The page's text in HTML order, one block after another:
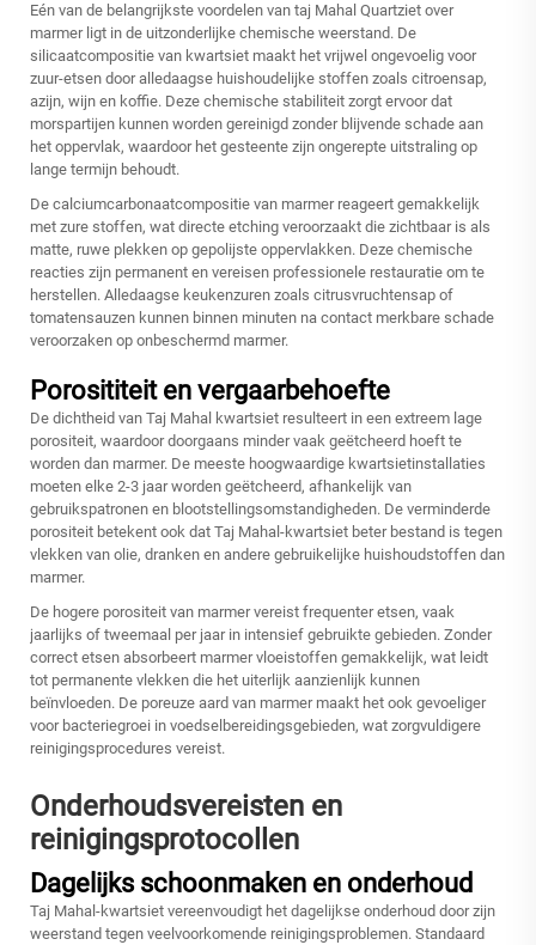
Eén van de belangrijkste voordelen van taj Mahal Quartziet over
marmer ligt in de uitzonderlijke chemische weerstand. De
silicaatcompositie van kwartsiet maakt het vrijwel ongevoelig voor
zuur-etsen door alledaagse huishoudelijke stoffen zoals citroensap,
azijn, wijn en koffie. Deze chemische stabiliteit zorgt ervoor dat
morspartijen kunnen worden gereinigd zonder blijvende schade aan
het oppervlak, waardoor het gesteente zijn ongerepte uitstraling op
lange termijn behoudt.
De calciumcarbonaatcompositie van marmer reageert gemakkelijk
met zure stoffen, wat directe etching veroorzaakt die zichtbaar is als
matte, ruwe plekken op gepolijste oppervlakken. Deze chemische
reacties zijn permanent en vereisen professionele restauratie om te
herstellen. Alledaagse keukenzuren zoals citrusvruchtensap of
tomatensauzen kunnen binnen minuten na contact merkbare schade
veroorzaken op onbeschermd marmer.
Porosititeit en vergaarbehoefte
De dichtheid van Taj Mahal kwartsiet resulteert in een extreem lage
porositeit, waardoor doorgaans minder vaak geëtcheerd hoeft te
worden dan marmer. De meeste hoogwaardige kwartsietinstallaties
moeten elke 2-3 jaar worden geëtcheerd, afhankelijk van
gebruikspatronen en blootstellingsomstandigheden. De verminderde
porositeit betekent ook dat Taj Mahal-kwartsiet beter bestand is tegen
vlekken van olie, dranken en andere gebruikelijke huishoudstoffen dan
marmer.
De hogere porositeit van marmer vereist frequenter etsen, vaak
jaarlijks of tweemaal per jaar in intensief gebruikte gebieden. Zonder
correct etsen absorbeert marmer vloeistoffen gemakkelijk, wat leidt
tot permanente vlekken die het uiterlijk aanzienlijk kunnen
beïnvloeden. De poreuze aard van marmer maakt het ook gevoeliger
voor bacteriegroei in voedselbereidingsgebieden, wat zorgvuldigere
reinigingsprocedures vereist.
Onderhoudsvereisten en
reinigingsprotocollen
Dagelijks schoonmaken en onderhoud
Taj Mahal-kwartsiet vereenvoudigt het dagelijkse onderhoud door zijn
weerstand tegen veelvoorkomende reinigingsproblemen. Standaard